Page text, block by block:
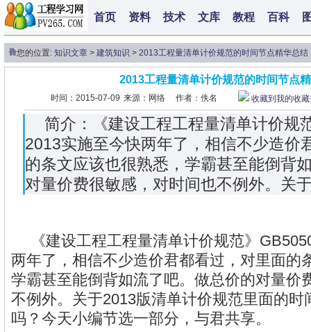
首页 资料 技术 文库 教程 百科
您的位置: 知识文章 > 建筑知识 > 2013工程量清单计价规范的时间节点精华总结
2013工程量清单计价规范的时间节点
时间：2015-07-09 来源：网络 作者：佚名 收藏到我的收
简介：《建设工程工程量清单计价规
2013实施至今快两年了，相信不少造价
的条文应该也很熟悉，学霸甚至能倒背
对量价费很敏感，对时间也不例外。关
《建设工程工程量清单计价规范》
两年了，相信不少造价君都看过，对里面的
学霸甚至能倒背如流了吧。做总价的对量价
不例外。关于2013版清单计价规范里面的时
吗？今天小编节选一部分，与君共享。